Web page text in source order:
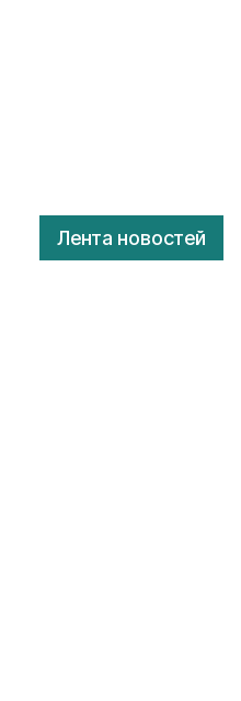
Лента новостей